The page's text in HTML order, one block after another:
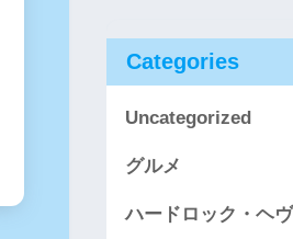
Categories
Uncategorized
グルメ
ハードロック・ヘ